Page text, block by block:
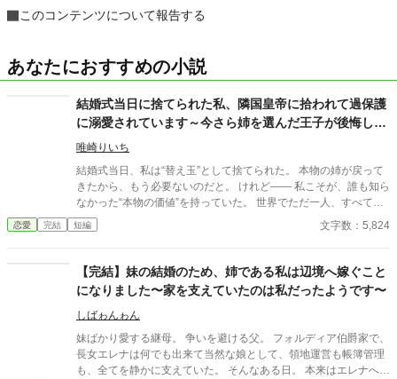
このコンテンツについて報告する
あなたにおすすめの小説
結婚式当日に捨てられた私、隣国皇帝に拾われて過保護
に溺愛されています～今さら姉を選んだ王子が後悔して
も手遅れです～
唯崎りいち
結婚式当日、私は“替え玉”として捨てられた。 本物の姉が戻って
きたから、もう必要ないのだと。 けれど—— 私こそが、誰も知ら
なかった“本物の価値”を持っていた。 世界でただ一人、すべてを
癒す力。 そして、その価値を知るただ一人の人が、皇帝となって
私を迎えに来る。 これは、すべてを失った少女が、本当に必要と
恋愛 完結 短編 文字数：5,824
【完結】妹の結婚のため、姉である私は辺境へ嫁ぐこと
になりました〜家を支えていたのは私だったようです〜
しばゎんゎん
妹ばかり愛する継母。 争いを避ける父。 フォルディア伯爵家で、
長女エレナは何でも出来て当然な娘として、領地運営も帳簿管理
も、全てを静かに支えていた。 そんなある日。 本来はエレナへの